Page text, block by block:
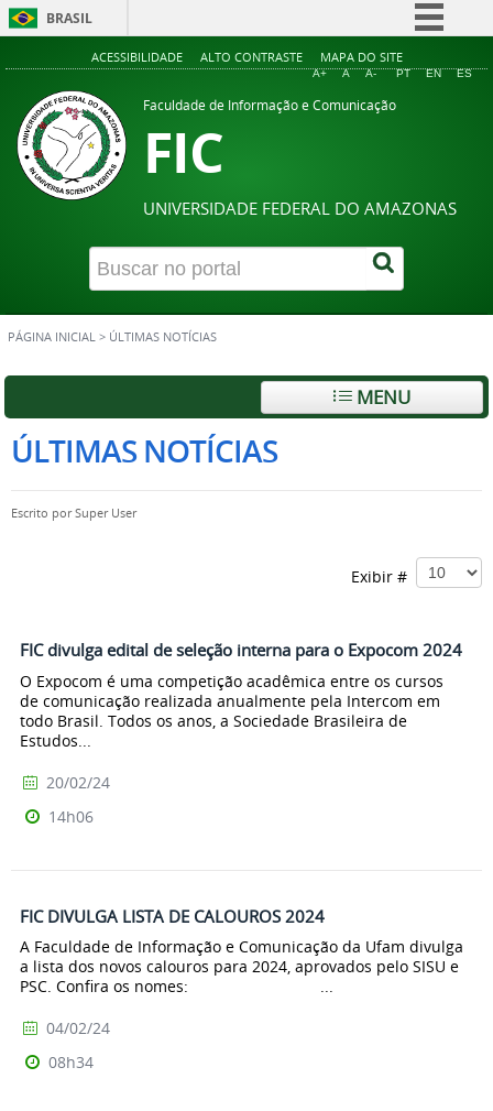
BRASIL
Simplifique!
ACESSIBILIDADE ALTO CONTRASTE MAPA DO SITE
A+ A A- PT EN ES
Faculdade de Informação e Comunicação
FIC
UNIVERSIDADE FEDERAL DO AMAZONAS
PÁGINA INICIAL > ÚLTIMAS NOTÍCIAS
MENU
ÚLTIMAS NOTÍCIAS
Escrito porSuper User
Exibir #
FIC divulga edital de seleção interna para o Expocom 2024
O Expocom é uma competição acadêmica entre os cursos
de comunicação realizada anualmente pela Intercom em
todo Brasil. Todos os anos, a Sociedade Brasileira de
Estudos...
20/02/24
14h06
FIC DIVULGA LISTA DE CALOUROS 2024
A Faculdade de Informação e Comunicação da Ufam divulga
a lista dos novos calouros para 2024, aprovados pelo SISU e
PSC. Confira os nomes: ...
04/02/24
08h34